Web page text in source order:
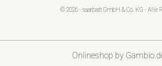
© 2026 - saarbatt GmbH & Co. KG - Alle
Onlineshop by